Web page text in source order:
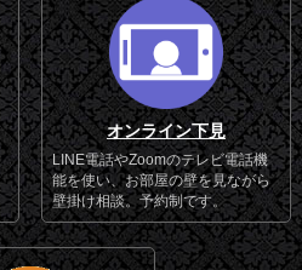
オンライン下見
LINE電話やZoomのテレビ電話機
能を使い、お部屋の壁を見ながら
壁掛け相談。予約制です。